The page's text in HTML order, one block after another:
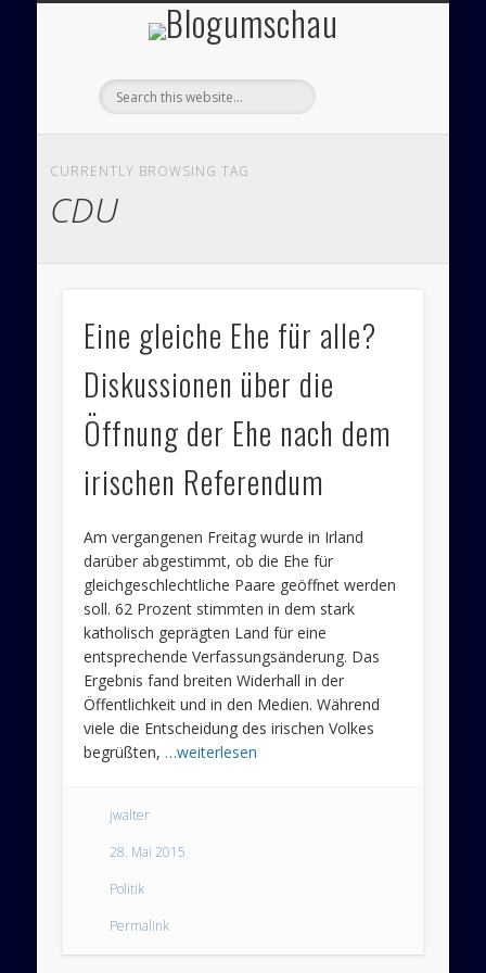
ÜBER UNS – BLOGUMSCHAU
ZEICHNUNGEN
CURRENTLY BROWSING TAG
CDU
Eine gleiche Ehe für alle?
Diskussionen über die
Öffnung der Ehe nach dem
irischen Referendum
Am vergangenen Freitag wurde in Irland
darüber abgestimmt, ob die Ehe für
gleichgeschlechtliche Paare geöffnet werden
soll. 62 Prozent stimmten in dem stark
katholisch geprägten Land für eine
entsprechende Verfassungsänderung. Das
Ergebnis fand breiten Widerhall in der
Öffentlichkeit und in den Medien. Während
viele die Entscheidung des irischen Volkes
begrüßten, …weiterlesen
jwalter
28. Mai 2015
Politik
Permalink